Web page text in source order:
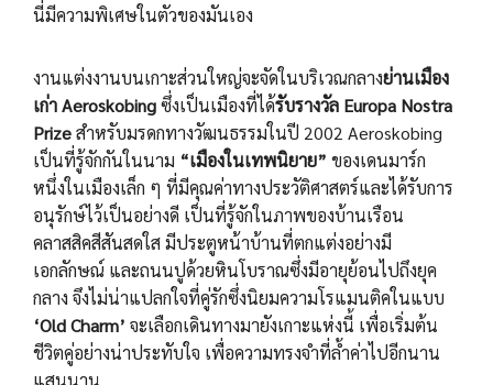
นี่มีความพิเศษในตัวของมันเอง
งานแต่งงานบนเกาะส่วนใหญ่จะจัดในบริเวณกลางย่านเมือง
เก่า Aeroskobingซึ่งเป็นเมืองที่ได้รับรางวัล Europa Nostra
Prizeสำหรับมรดกทางวัฒนธรรมในปี 2002 Aeroskobing
เป็นที่รู้จักกันในนาม “เมืองในเทพนิยาย” ของเดนมาร์ก
หนึ่งในเมืองเล็ก ๆ ที่มีคุณค่าทางประวัติศาสตร์และได้รับการ
อนุรักษ์ไว้เป็นอย่างดี เป็นที่รู้จักในภาพของบ้านเรือน
คลาสสิคสีสันสดใส มีประตูหน้าบ้านที่ตกแต่งอย่างมี
เอกลักษณ์ และถนนปูด้วยหินโบราณซึ่งมีอายุย้อนไปถึงยุค
กลาง จึงไม่น่าแปลกใจที่คู่รักซึ่งนิยมความโรแมนติคในแบบ
‘Old Charm’ จะเลือกเดินทางมายังเกาะแห่งนี้ เพื่อเริ่มต้น
ชีวิตคู่อย่างน่าประทับใจ เพื่อความทรงจำที่ล้ำค่าไปอีกนาน
แสนนาน